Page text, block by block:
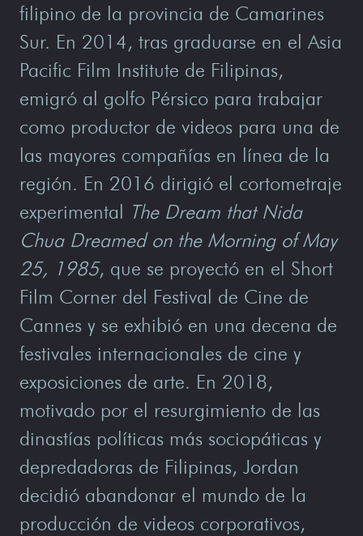
filipino de la provincia de Camarines
Sur. En 2014, tras graduarse en el Asia
Pacific Film Institute de Filipinas,
emigró al golfo Pérsico para trabajar
como productor de videos para una de
las mayores compañías en línea de la
región. En 2016 dirigió el cortometraje
experimental The Dream that Nida
Chua Dreamed on the Morning of May
25, 1985, que se proyectó en el Short
Film Corner del Festival de Cine de
Cannes y se exhibió en una decena de
festivales internacionales de cine y
exposiciones de arte. En 2018,
motivado por el resurgimiento de las
dinastías políticas más sociopáticas y
depredadoras de Filipinas, Jordan
decidió abandonar el mundo de la
producción de videos corporativos,